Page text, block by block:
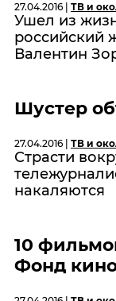
27.04.2016 | ТВ и
Ушел из
российский
Валентин
Шустер
27.04.2016 | ТВ и
Страсти
накаляются
10
Фонд